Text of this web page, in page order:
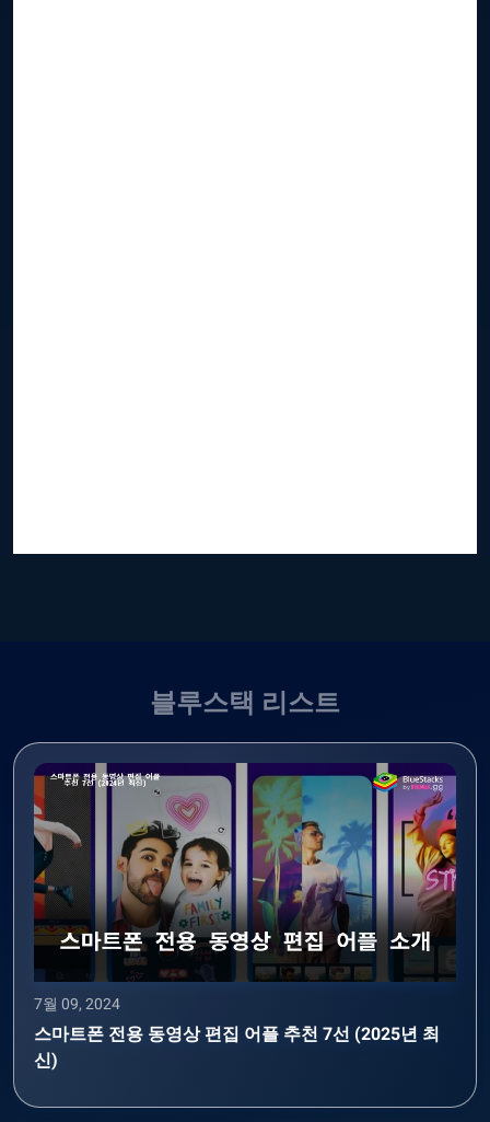
블루스택 리스트
7월 09, 2024
스마트폰 전용 동영상 편집 어플 추천 7선 (2025년 최
신)